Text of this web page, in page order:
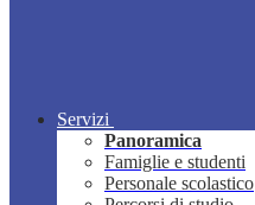
Servizi
Panoramica
Famiglie e studenti
Personale scolastico